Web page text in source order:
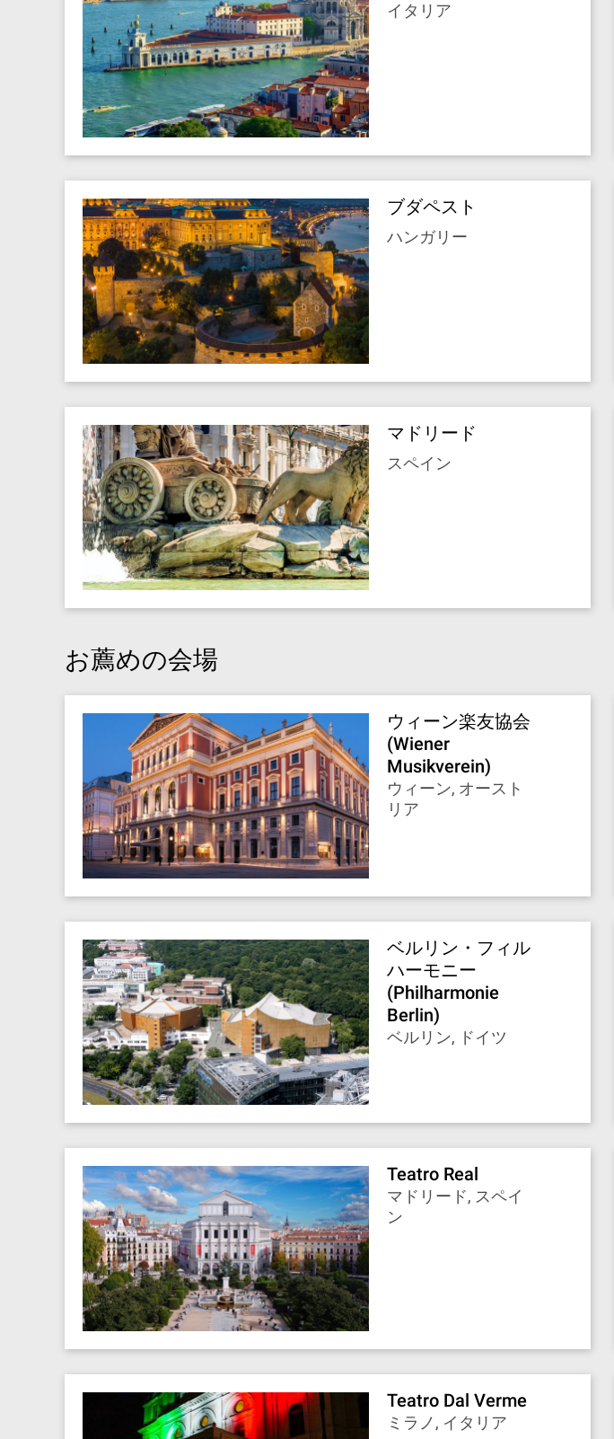
イタリア
ブダペスト
ハンガリー
マドリード
スペイン
お薦めの会場
ウィーン楽友協会
(Wiener
Musikverein)
ウィーン, オースト
リア
ベルリン・フィル
ハーモニー
(Philharmonie
Berlin)
ベルリン, ドイツ
Teatro Real
マドリード, スペイ
ン
Teatro Dal Verme
ミラノ, イタリア